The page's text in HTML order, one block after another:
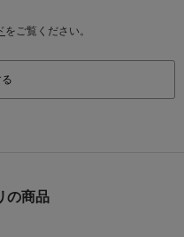
をご覧ください。
の商品